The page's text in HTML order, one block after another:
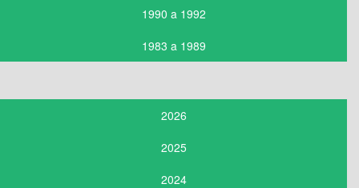
1990 a 1992
1983 a 1989
2026
2025
2024